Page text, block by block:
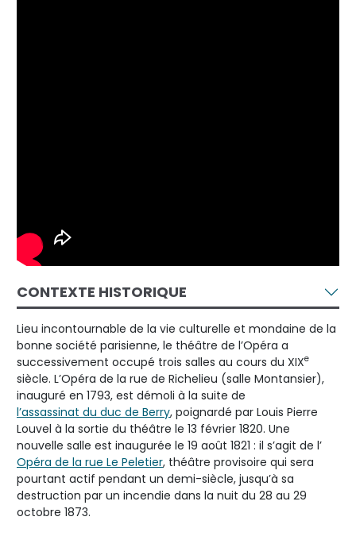
CONTEXTE HISTORIQUE
Lieu incontournable de la vie culturelle et mondaine de la
bonne société parisienne, le théâtre de l’Opéra a
successivement occupé trois salles au cours du XIXe
siècle. L’Opéra de la rue de Richelieu (salle Montansier),
inauguré en 1793, est démoli à la suite de
l’assassinat du duc de Berry, poignardé par Louis Pierre
Louvel à la sortie du théâtre le 13 février 1820. Une
nouvelle salle est inaugurée le 19 août 1821 : il s’agit de l’
Opéra de la rue Le Peletier, théâtre provisoire qui sera
pourtant actif pendant un demi-siècle, jusqu’à sa
destruction par un incendie dans la nuit du 28 au 29
octobre 1873.